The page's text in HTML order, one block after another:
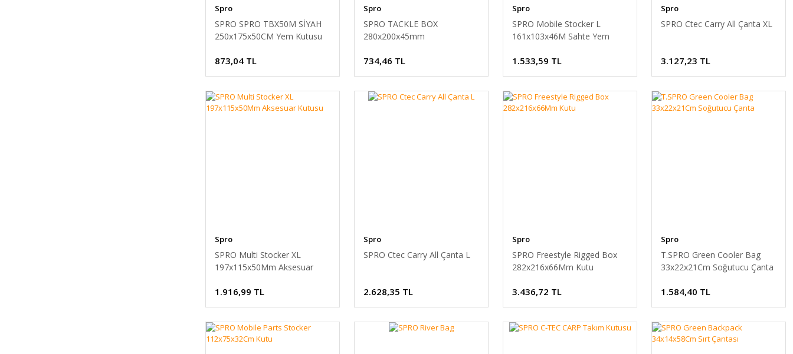
Spro
SPRO SPRO TBX50M SİYAH
250x175x50CM Yem Kutusu
873,04 TL
Spro
SPRO TACKLE BOX
280x200x45mm
734,46 TL
Spro
SPRO Mobile Stocker L
161x103x46M Sahte Yem
1.533,59 TL
Spro
SPRO Ctec Carry All Çanta XL
3.127,23 TL
Spro
SPRO Multi Stocker XL
197x115x50Mm Aksesuar
1.916,99 TL
Spro
SPRO Ctec Carry All Çanta L
2.628,35 TL
Spro
SPRO Freestyle Rigged Box
282x216x66Mm Kutu
3.436,72 TL
Spro
T.SPRO Green Cooler Bag
33x22x21Cm Soğutucu Çanta
1.584,40 TL